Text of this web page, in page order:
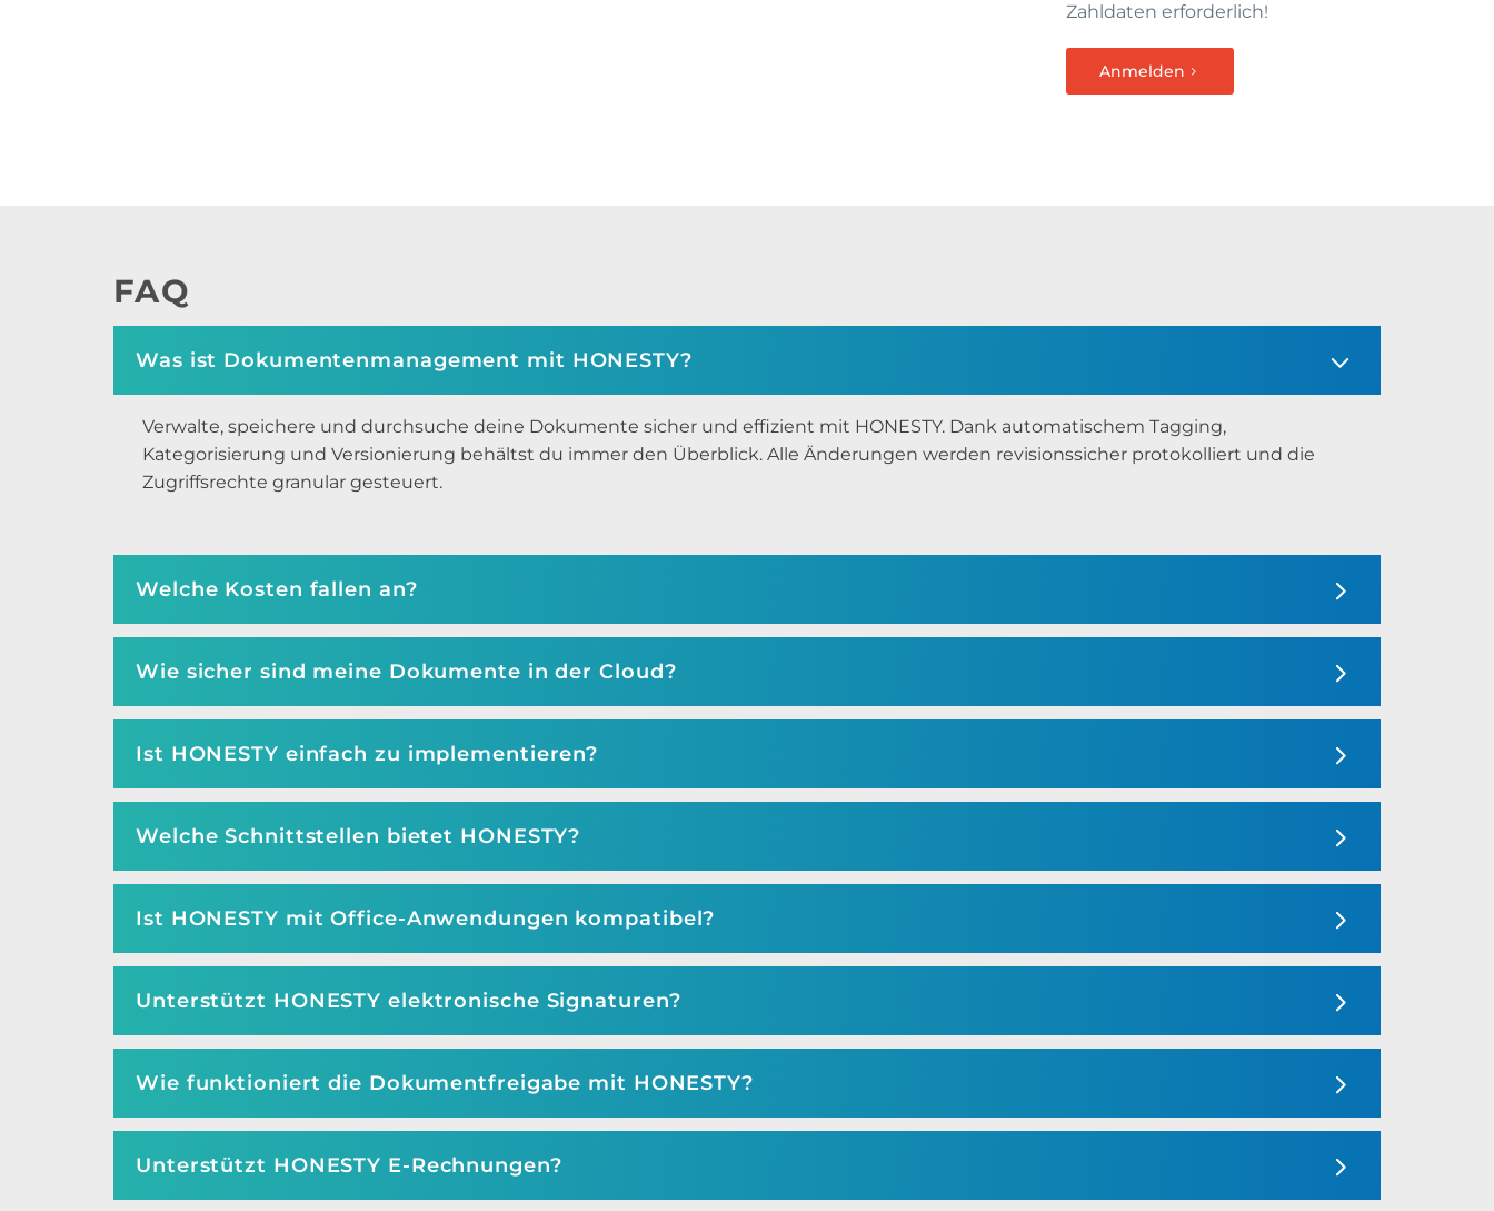
Zahldaten erforderlich!
Anmelden
FAQ
Was ist Dokumentenmanagement mit HONESTY?
Verwalte, speichere und durchsuche deine Dokumente sicher und effizient mit HONESTY. Dank automatischem Tagging,
Kategorisierung und Versionierung behältst du immer den Überblick. Alle Änderungen werden revisionssicher protokolliert und die
Zugriffsrechte granular gesteuert.
Welche Kosten fallen an?
Wie sicher sind meine Dokumente in der Cloud?
Ist HONESTY einfach zu implementieren?
Welche Schnittstellen bietet HONESTY?
Ist HONESTY mit Office-Anwendungen kompatibel?
Unterstützt HONESTY elektronische Signaturen?
Wie funktioniert die Dokumentfreigabe mit HONESTY?
Unterstützt HONESTY E-Rechnungen?